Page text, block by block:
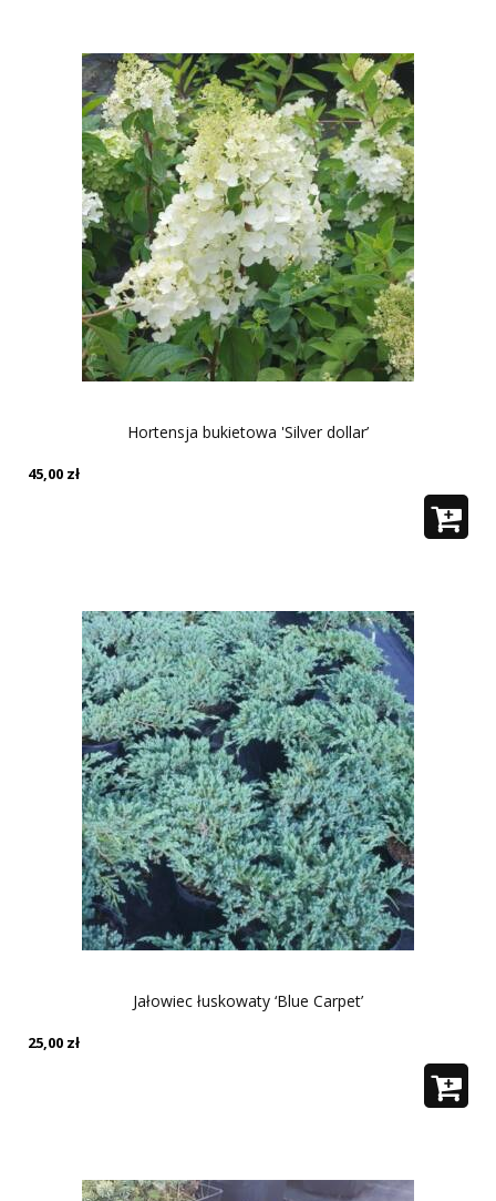
Hortensja bukietowa 'Silver dollar’
45,00 zł
Jałowiec łuskowaty ‘Blue Carpet’
25,00 zł